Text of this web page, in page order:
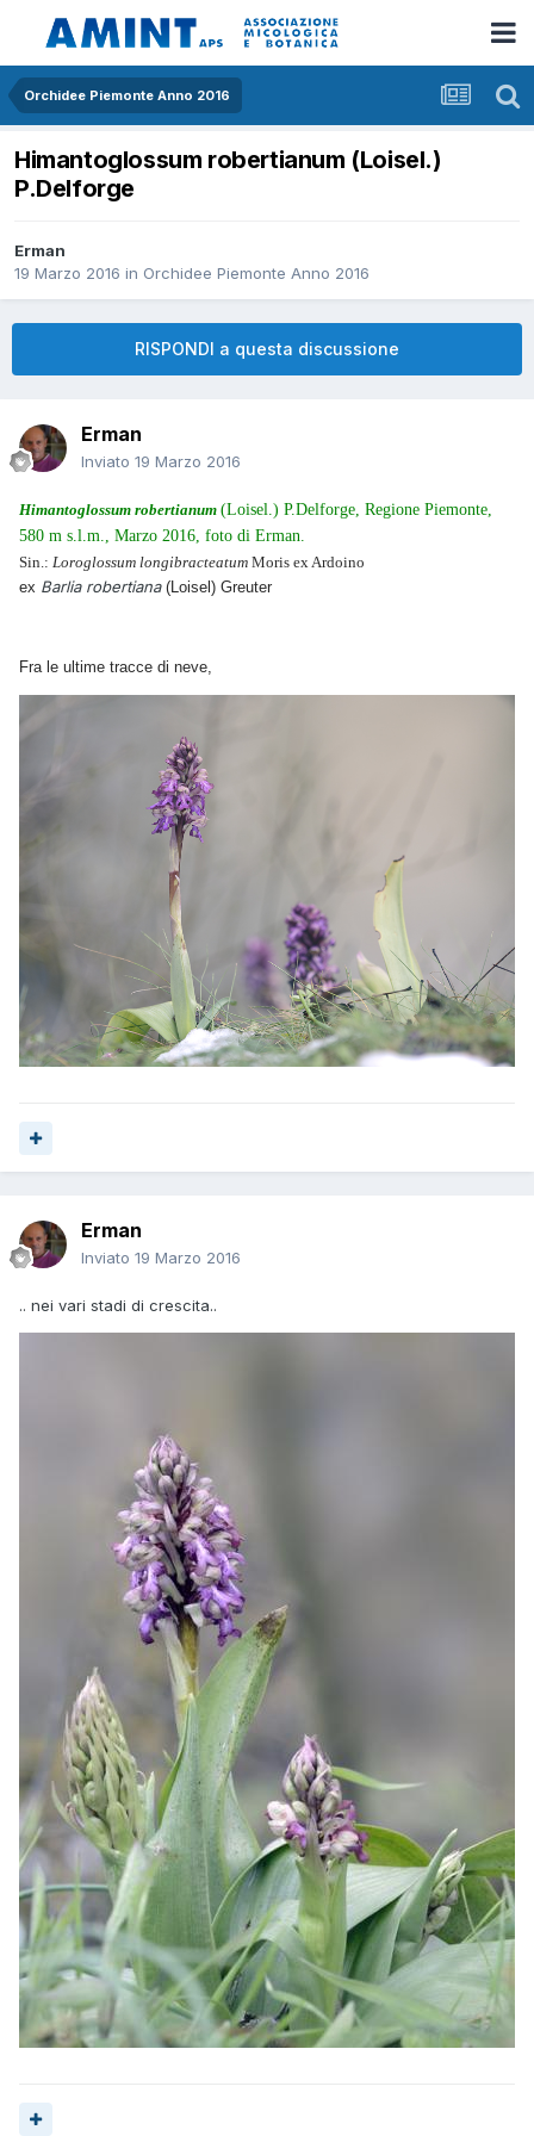
Orchidee Piemonte Anno 2016
Himantoglossum robertianum (Loisel.)
P.Delforge
Erman
19 Marzo 2016 in Orchidee Piemonte Anno 2016
RISPONDI a questa discussione
Erman
Inviato 19 Marzo 2016
Himantoglossum robertianum (Loisel.) P.Delforge, Regione Piemonte,
580 m s.l.m., Marzo 2016, foto di Erman.
Sin.: Loroglossum longibracteatum Moris ex Ardoino
ex Barlia robertiana (Loisel) Greuter
Fra le ultime tracce di neve,
Erman
Inviato 19 Marzo 2016
.. nei vari stadi di crescita..